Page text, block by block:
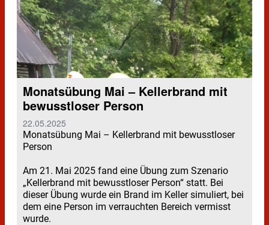
Monatsübung Mai – Kellerbrand mit
bewusstloser Person
22.05.2025
Monatsübung Mai – Kellerbrand mit bewusstloser
Person
Am 21. Mai 2025 fand eine Übung zum Szenario
„Kellerbrand mit bewusstloser Person“ statt. Bei
dieser Übung wurde ein Brand im Keller simuliert, bei
dem eine Person im verrauchten Bereich vermisst
wurde.